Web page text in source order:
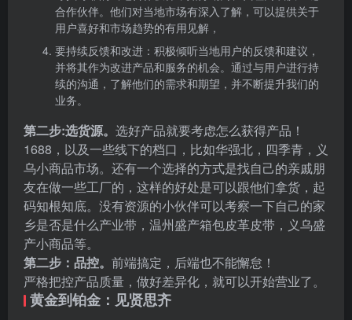
合作伙伴。他们对当地市场有深入了解，可以提供关于
用户喜好和市场趋势的有用见解，
要持续反馈和改进：积极倾听当地用户的反馈和建议，
并将其作为改进产品和服务的机会。通过与用户进行持
续的沟通，了解他们的需求和期望，并不断提升我们的
业务。
第二步:选货源。 选好产品就要考虑怎么获得产品！
1688，以及一些线下的档口，比如华强北，四季青，义
乌小商品市场。还有一个选择的方式是找自己的亲戚朋
友在做一些工厂的，这样的好处是可以跟他们拿货，起
码知根知底。没有资源的小伙伴可以考察一下自己的家
乡是否是什么产业带，温州盛产箱包皮革皮带，义乌盛
产小商品等。
第二步：品控。 前端搞定，后端也不能懈怠！
严格把控产品质量，做好差异化，就可以开始营业了。
黄金到铂金：见贤思齐